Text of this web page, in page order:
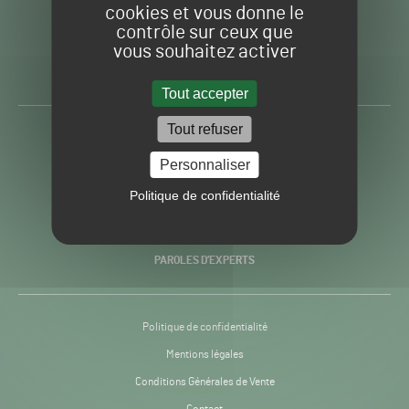
cookies et vous donne le
contrôle sur ceux que
vous souhaitez activer
Tout accepter
Tout refuser
Personnaliser
Politique de confidentialité
Gazon
Sport
H24
-
Toute l’info autour du
PRATIQUES
PAROLES D’EXPERTS
Politique de confidentialité
Mentions légales
Conditions Générales de Vente